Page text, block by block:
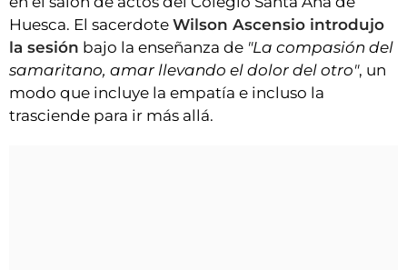
Huesca. El sacerdote Wilson Ascensio introdujo
la sesión bajo la enseñanza de "La compasión del
samaritano, amar llevando el dolor del otro", un
modo que incluye la empatía e incluso la
trasciende para ir más allá.